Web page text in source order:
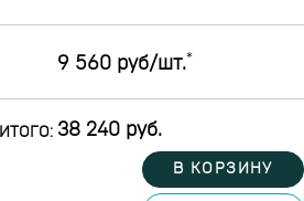
9 560 руб/шт.*
ИТОГО: 38 240 руб.
В КОРЗИНУ